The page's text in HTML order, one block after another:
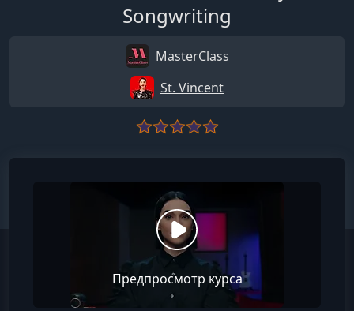
Songwriting
MasterClass
St. Vincent
Предпросмотр курса